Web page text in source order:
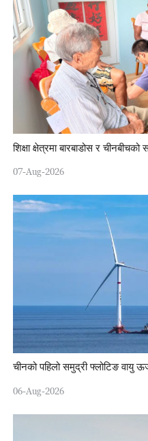
शिक्षा क्षेत्रमा बारबाडोस र चीनबीचको
07-Aug-2026
चीनको पहिलो समुद्री फ्लोटिङ वायु
06-Aug-2026